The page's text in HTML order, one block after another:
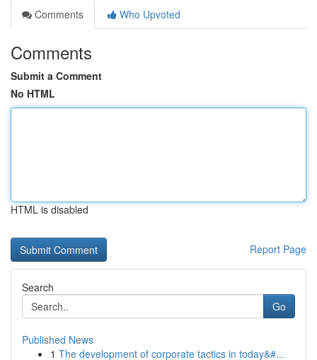
Comments
Who Upvoted
Comments
Submit a Comment
No HTML
HTML is disabled
Report Page
Search
Go
Published News
1 The development of corporate tactics in today&#...